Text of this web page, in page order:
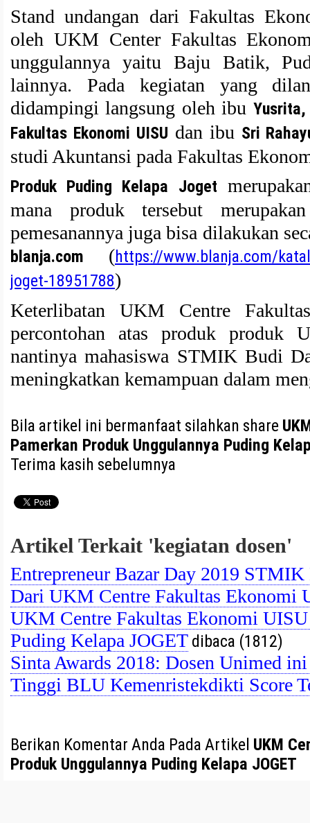
Stand undangan dari Fakultas
oleh UKM Center Fakultas
unggulannya yaitu Baju Batik,
lainnya. Pada kegiatan yang
didampingi langsung oleh ibu Yusrita,
Fakultas Ekonomi UISU dan ibu Sri
studi Akuntansi pada Fakultas
Produk Puding Kelapa Joget
mana produk tersebut
pemesanannya juga bisa dilakukan
blanja.com (https://www.blanja.com/
joget-18951788)
Keterlibatan UKM Centre
percontohan atas produk produk
nantinya mahasiswa STMIK Budi
meningkatkan kemampuan dalam
Bila artikel ini bermanfaat silahkan share
Pamerkan Produk Unggulannya Puding
Terima kasih sebelumnya
Artikel Terkait 'kegiatan dosen'
Entrepreneur Bazar Day 2019
Dari UKM Centre Fakultas Ekonomi
UKM Centre Fakultas Ekonomi
Puding Kelapa JOGET dibaca (1812)
Sinta Awards 2018: Dosen Unimed
Tinggi BLU Kemenristekdikti Score
Berikan Komentar Anda Pada Artikel UKM
Produk Unggulannya Puding Kelapa JOGET